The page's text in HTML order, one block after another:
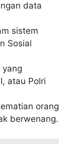
data
sistem
Sosial
atau Polri
orang
berwenang.